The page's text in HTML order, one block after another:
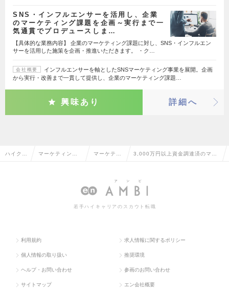
SNS・インフルエンサーを活用し、企業
のマーケティング課題を企画～実行まで一
気通貫でプロデュースしま…
【具体的な業務内容】 企業のマーケティング課題に対し、SNS・インフルエン
サーを活用した施策を企画・推進いただきます。 ・ク…
会社概要
インフルエンサーを軸としたSNSマーケティング事業を展開。企画
から実行・改善まで一貫して提供し、企業のマーケティング課題…
興味あり 詳細へ
ハイクラ マーケティン マーケティ
企画
3,000万円以上資金調達済のマー
人情報一覧
若手ハイキャリアのスカウト転職
利用規約 求人情報に関するポリシー
個人情報の取り扱い 推奨環境
ヘルプ・お問い合わせ 参画のお問い合わせ
サイトマップ エン会社概要